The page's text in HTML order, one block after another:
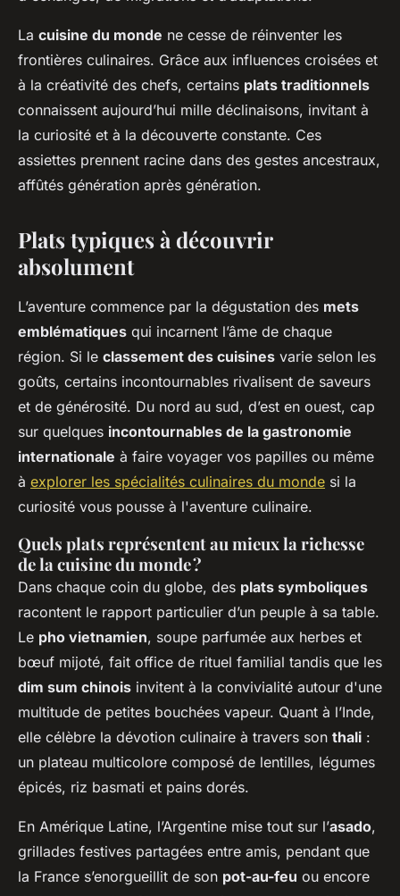
La cuisine du monde ne cesse de réinventer les
frontières culinaires. Grâce aux influences croisées et
à la créativité des chefs, certains plats traditionnels
connaissent aujourd’hui mille déclinaisons, invitant à
la curiosité et à la découverte constante. Ces
assiettes prennent racine dans des gestes ancestraux,
affûtés génération après génération.
Plats typiques à découvrir
absolument
L’aventure commence par la dégustation des mets
emblématiques qui incarnent l’âme de chaque
région. Si le classement des cuisines varie selon les
goûts, certains incontournables rivalisent de saveurs
et de générosité. Du nord au sud, d’est en ouest, cap
sur quelques incontournables de la gastronomie
internationale à faire voyager vos papilles ou même
à explorer les spécialités culinaires du monde si la
curiosité vous pousse à l'aventure culinaire.
Quels plats représentent au mieux la richesse
de la cuisine du monde ?
Dans chaque coin du globe, des plats symboliques
racontent le rapport particulier d’un peuple à sa table.
Le pho vietnamien, soupe parfumée aux herbes et
bœuf mijoté, fait office de rituel familial tandis que les
dim sum chinois invitent à la convivialité autour d'une
multitude de petites bouchées vapeur. Quant à l’Inde,
elle célèbre la dévotion culinaire à travers son thali :
un plateau multicolore composé de lentilles, légumes
épicés, riz basmati et pains dorés.
En Amérique Latine, l’Argentine mise tout sur l’asado,
grillades festives partagées entre amis, pendant que
la France s’enorgueillit de son pot-au-feu ou encore